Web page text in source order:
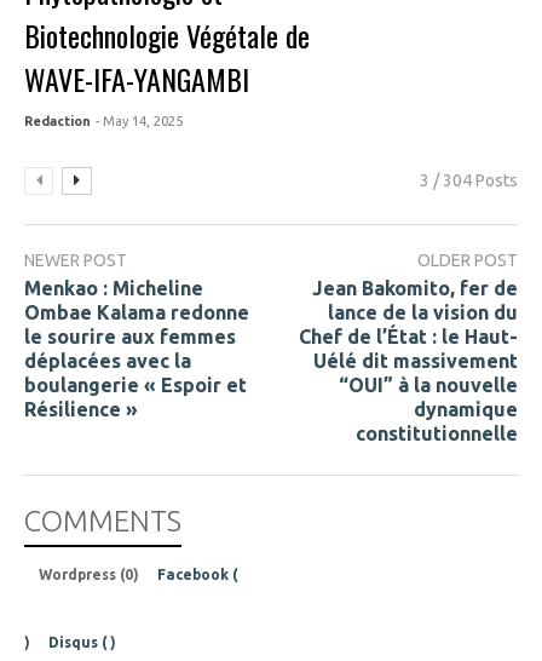
Biotechnologie Végétale de
WAVE-IFA-YANGAMBI
Redaction - May 14, 2025
3 / 304 Posts
NEWER POST
Menkao : Micheline
Ombae Kalama redonne
le sourire aux femmes
déplacées avec la
boulangerie « Espoir et
Résilience »
OLDER POST
Jean Bakomito, fer de
lance de la vision du
Chef de l’État : le Haut-
Uélé dit massivement
“OUI” à la nouvelle
dynamique
constitutionnelle
COMMENTS
Wordpress (0) Facebook (
) Disqus ( )